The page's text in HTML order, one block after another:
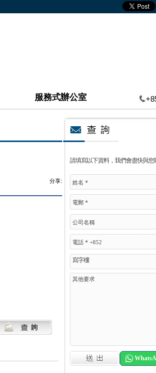
服務式辦公室
請填寫以下資料，我們會盡快與您
寫字樓
分享: